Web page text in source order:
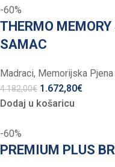
-60%
THERMO
SAMAC
Madraci, Memorijska Pjena
4.182,00€ 1.672,80€
Dodaj u košaricu
-60%
PREMIUM PLUS